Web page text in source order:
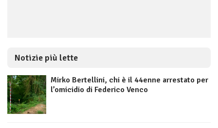
Notizie più lette
Mirko Bertellini, chi è il 44enne arrestato per
l’omicidio di Federico Venco